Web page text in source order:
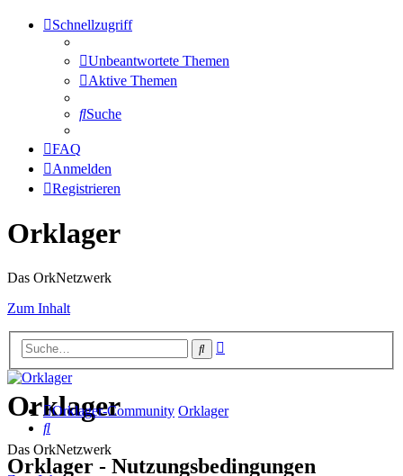
Schnellzugriff
Unbeantwortete Themen
Aktive Themen
Suche
FAQ
Anmelden
Registrieren
Orklager
Das OrkNetzwerk
Zum Inhalt
Suche
Orklager
Das OrkNetzwerk
Orklager-Community Orklager
Suche
Orklager - Nutzungsbedingungen